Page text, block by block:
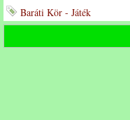
Baráti Kör - Játék